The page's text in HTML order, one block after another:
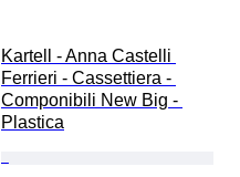
Kartell - Anna Castelli
Ferrieri - Cassettiera -
Componibili New Big -
Plastica